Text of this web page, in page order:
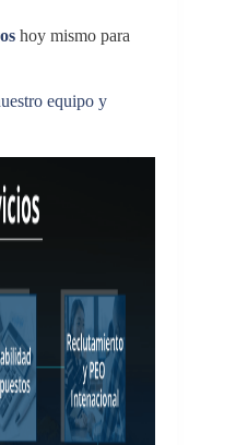
hoy mismo para
equipo y